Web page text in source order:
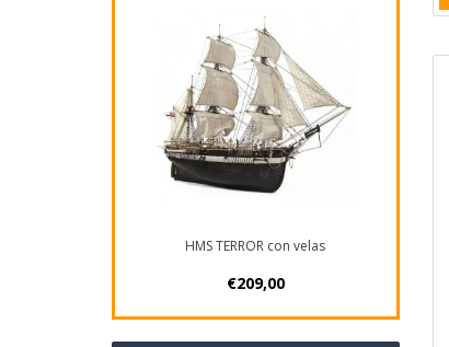
HMS TERROR con velas
€209,00